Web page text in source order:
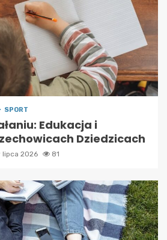
SPORT
Edukacja i
Dziedzicach
lipca 2026 81